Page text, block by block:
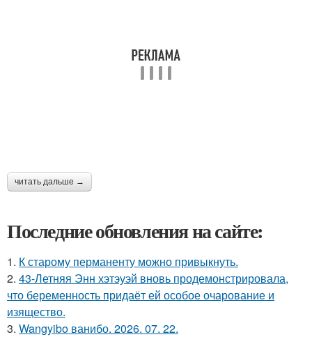
читать дальше →
Последние обновления на сайте:
1. К старому перманенту можно привыкнуть.
2. 43-Летняя Энн хэтэуэй вновь продемонстрировала,
что беременность придаёт ей особое очарование и
изящество.
3. Wangyibo ванибо. 2026. 07. 22.